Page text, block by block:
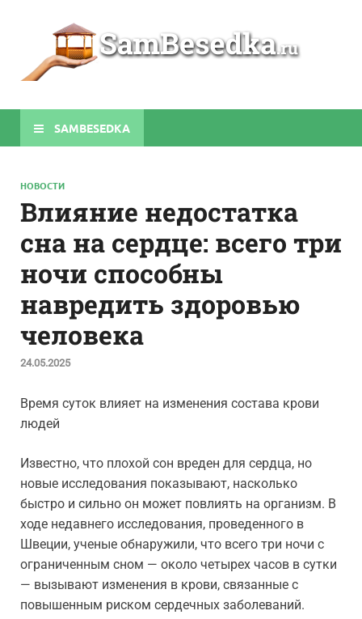
SAMBESEDKA
НОВОСТИ
Влияние недостатка
сна на сердце: всего три
ночи способны
навредить здоровью
человека
24.05.2025
Время суток влияет на изменения состава крови
людей
Известно, что плохой сон вреден для сердца, но
новые исследования показывают, насколько
быстро и сильно он может повлиять на организм. В
ходе недавнего исследования, проведенного в
Швеции, ученые обнаружили, что всего три ночи с
ограниченным сном — около четырех часов в сутки
— вызывают изменения в крови, связанные с
повышенным риском сердечных заболеваний.